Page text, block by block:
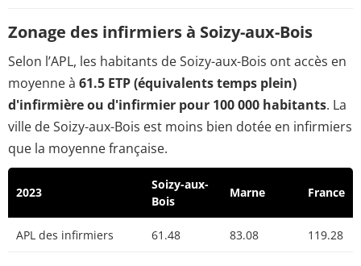
Zonage des infirmiers à Soizy-aux-Bois
Selon l’APL, les habitants de Soizy-aux-Bois ont accès en
moyenne à 61.5 ETP (équivalents temps plein)
d'infirmière ou d'infirmier pour 100 000 habitants. La
ville de Soizy-aux-Bois est moins bien dotée en infirmiers
que la moyenne française.
2023
Soizy-aux-
Bois
Marne France
APL des infirmiers 61.48 83.08 119.28